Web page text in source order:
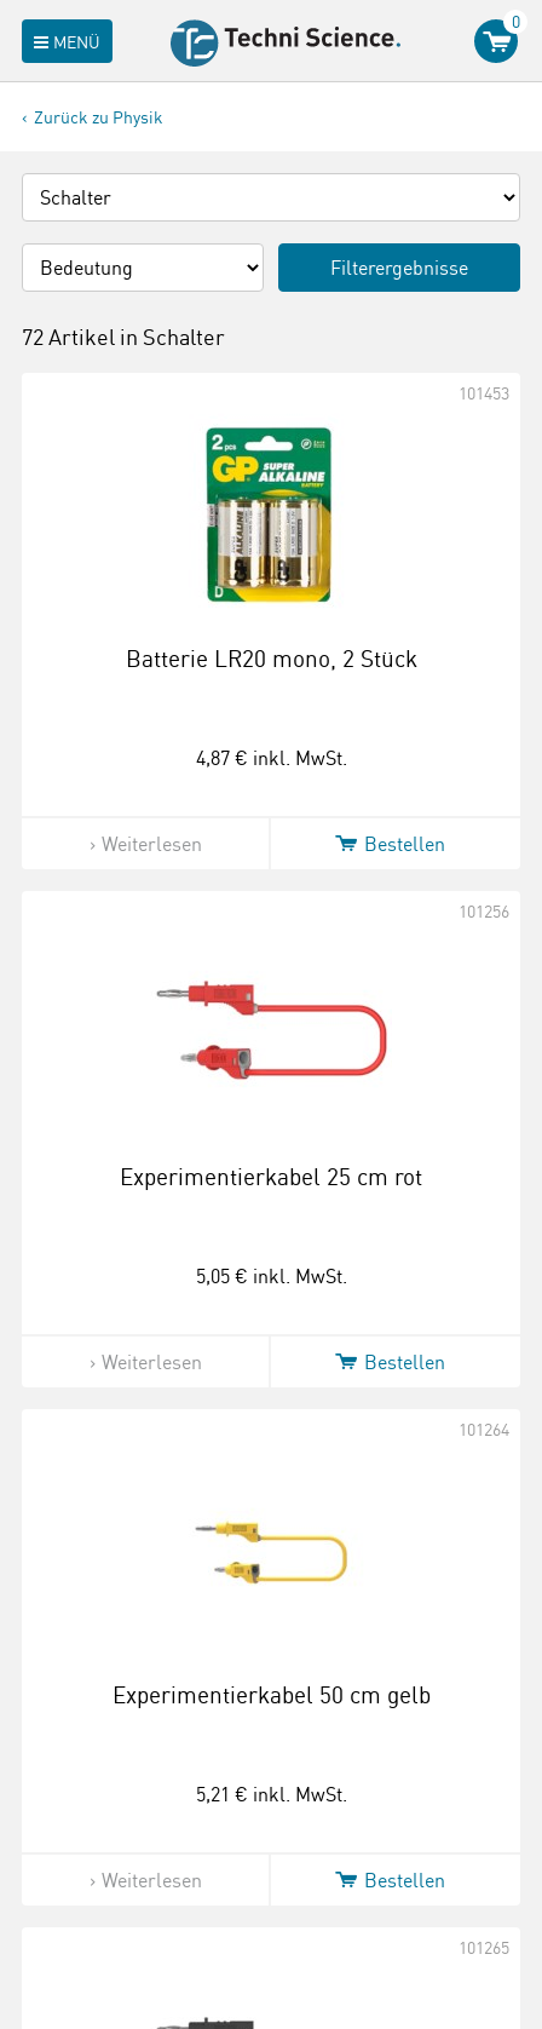
MENÜ
0
Zurück zu Physik
Filterergebnisse
72 Artikel in Schalter
Batterie LR20 mono, 2 Stück
101453
4,87 € inkl. MwSt.
Weiterlesen Bestellen
Experimentierkabel 25 cm rot
101256
5,05 € inkl. MwSt.
Weiterlesen Bestellen
Experimentierkabel 50 cm gelb
101264
5,21 € inkl. MwSt.
Weiterlesen Bestellen
101265